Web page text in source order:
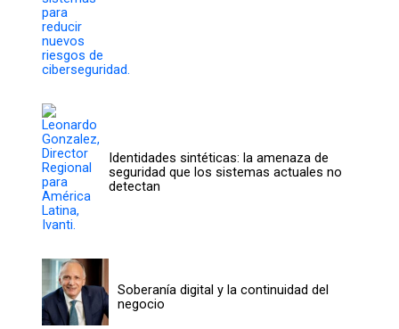
Identidades sintéticas: la amenaza de
seguridad que los sistemas actuales no
detectan
Soberanía digital y la continuidad del
negocio